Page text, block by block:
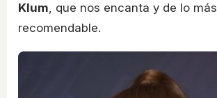
Klum, que nos encanta y de lo más
recomendable.